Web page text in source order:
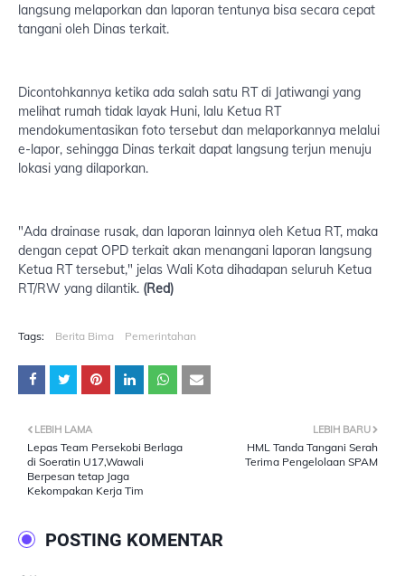
langsung melaporkan dan laporan tentunya bisa secara cepat
tangani oleh Dinas terkait.
Dicontohkannya ketika ada salah satu RT di Jatiwangi yang
melihat rumah tidak layak Huni, lalu Ketua RT
mendokumentasikan foto tersebut dan melaporkannya melalui
e-lapor, sehingga Dinas terkait dapat langsung terjun menuju
lokasi yang dilaporkan.
"Ada drainase rusak, dan laporan lainnya oleh Ketua RT, maka
dengan cepat OPD terkait akan menangani laporan langsung
Ketua RT tersebut," jelas Wali Kota dihadapan seluruh Ketua
RT/RW yang dilantik. (Red)
Tags: Berita Bima Pemerintahan
LEBIH BARU
HML Tanda Tangani Serah
Terima Pengelolaan SPAM
LEBIH LAMA
Lepas Team Persekobi Berlaga
di Soeratin U17,Wawali
Berpesan tetap Jaga
Kekompakan Kerja Tim
POSTING KOMENTAR